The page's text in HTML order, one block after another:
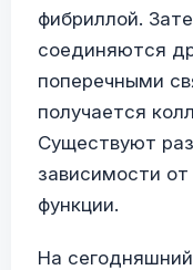
фибриллой.
соединяются
поперечными
получается
Существуют
зависимости
функции.
На